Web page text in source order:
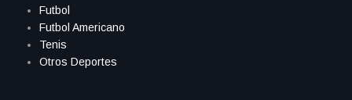
Futbol
Futbol Americano
Tenis
Otros Deportes